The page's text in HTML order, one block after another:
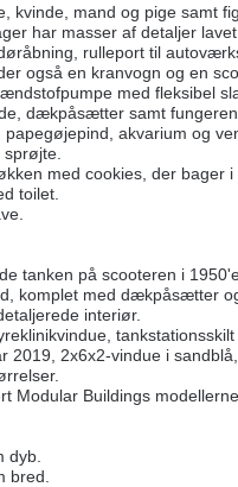
kvinde, mand og pige samt
har masser af detaljer
rulleport til
også en kranvogn og en
med fleksibel
dækpåsætter samt
akvarium og
med cookies, der bager
toilet.
tanken på scooteren i
komplet med dækpåsætter
interiør.
2019, 2x6x2-vindue i
Modular Buildings
dyb.
bred.